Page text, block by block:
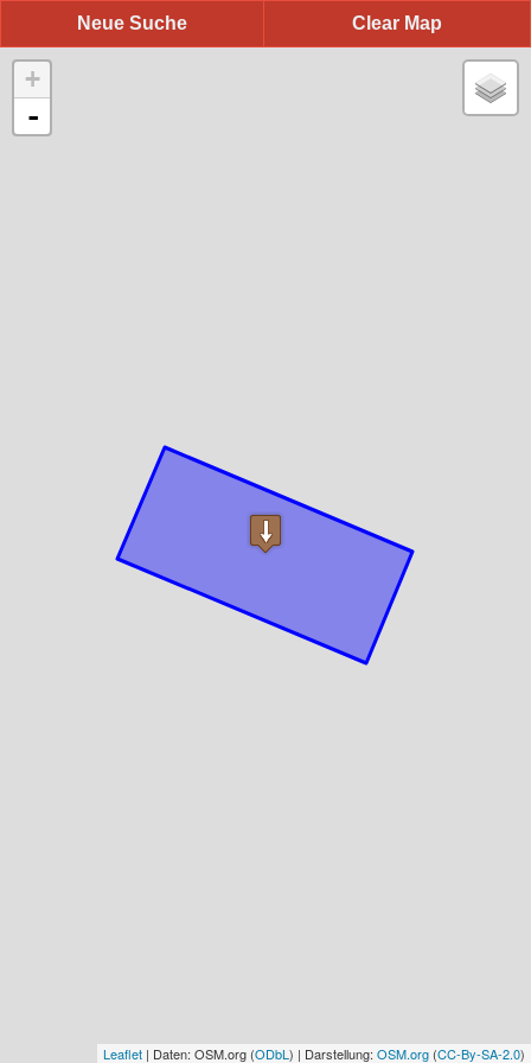
Clear Map
Neue Suche
+
-
Leaflet | Daten: OSM.org (ODbL ) | Darstellung: OSM.org (CC-By-SA-2.0)